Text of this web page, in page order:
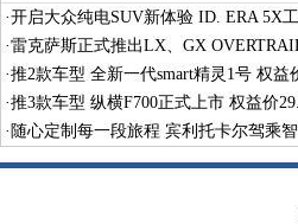
·开启大众纯电SUV新体验 ID. ERA 5X
·雷克萨斯正式推出LX、GX
型
·推2款车型 全新一代smart精灵1号 权益
·推3款车型 纵横F700正式上市 权益价
· 随心定制每一段旅程 宾利托卡尔驾乘